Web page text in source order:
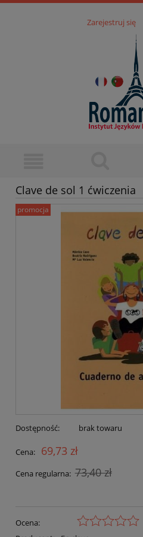
Zarejestruj się
Clave de sol 1 ćwiczenia
promocja
Dostępność: brak towaru
Cena: 69,73 zł
Cena regularna: 73,40 zł
Ocena: